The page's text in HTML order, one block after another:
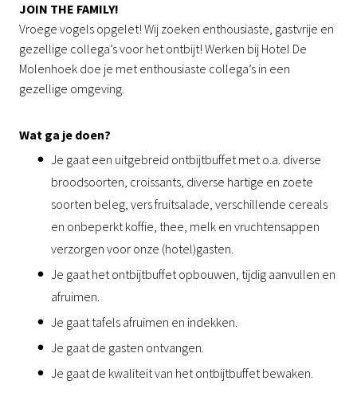
JOIN THE FAMILY!
Vroege vogels opgelet! Wij zoeken enthousiaste, gastvrije en
gezellige collega’s voor het ontbijt! Werken bij Hotel De
Molenhoek doe je met enthousiaste collega’s in een
gezellige omgeving.
Wat ga je doen?
Je gaat een uitgebreid ontbijtbuffet met o.a. diverse
broodsoorten, croissants, diverse hartige en zoete
soorten beleg, vers fruitsalade, verschillende cereals
en onbeperkt koffie, thee, melk en vruchtensappen
verzorgen voor onze (hotel)gasten.
Je gaat het ontbijtbuffet opbouwen, tijdig aanvullen en
afruimen.
Je gaat tafels afruimen en indekken.
Je gaat de gasten ontvangen.
Je gaat de kwaliteit van het ontbijtbuffet bewaken.